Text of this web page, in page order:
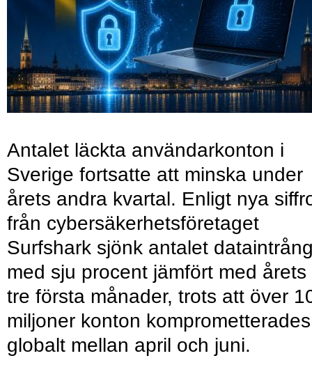
Antalet läckta användarkonton i
Sverige fortsatte att minska under
årets andra kvartal. Enligt nya
från cybersäkerhetsföretaget
Surfshark sjönk antalet
med sju procent jämfört med årets
tre första månader, trots att över
miljoner konton komprometterades
globalt mellan april och juni.